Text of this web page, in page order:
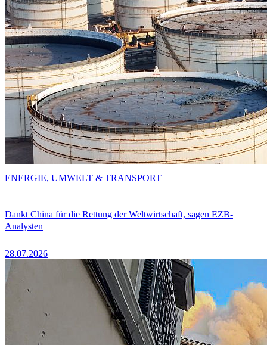
Dankt China für die Rettung der Weltwirtschaft, sagen EZB-
Analysten
28.07.2026
ENERGIE, UMWELT & TRANSPORT